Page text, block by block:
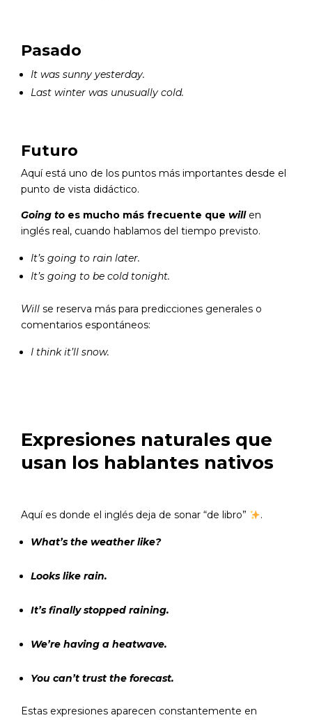
Pasado
It was sunny yesterday.
Last winter was unusually cold.
Futuro
Aquí está uno de los puntos más importantes desde el
punto de vista didáctico.
Going to es mucho más frecuente que willen
inglés real, cuando hablamos del tiempo previsto.
It’s going to rain later.
It’s going to be cold tonight.
Will se reserva más para predicciones generales o
comentarios espontáneos:
I think it’ll snow.
Expresiones naturales que
usan los hablantes nativos
Aquí es donde el inglés deja de sonar “de libro” .
What’s the weather like?
Looks like rain.
It’s finally stopped raining.
We’re having a heatwave.
You can’t trust the forecast.
Estas expresiones aparecen constantemente en